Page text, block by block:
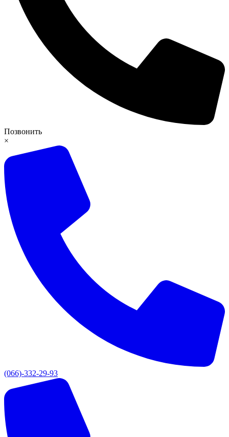
Позвонить
×
(066)-332-29-93